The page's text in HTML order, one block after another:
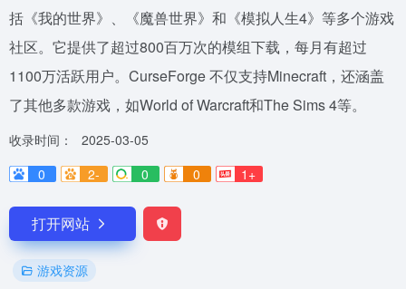
括《我的世界》、《魔兽世界》和《模拟人生4》等多个游戏
社区。它提供了超过800百万次的模组下载，每月有超过
1100万活跃用户。CurseForge 不仅支持Minecraft，还涵盖
了其他多款游戏，如World of Warcraft和The Sims 4等。
收录时间：
2025-03-05
0
2- 0 0 1+
打开网站
游戏资源